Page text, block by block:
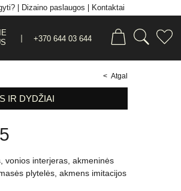
Dizaino paslaugos Kontaktai
+370 644 03 644
< Atgal
IR DYDŽIAI
, vonios interjeras, akmeninės
plytelės, akmens imitacijos